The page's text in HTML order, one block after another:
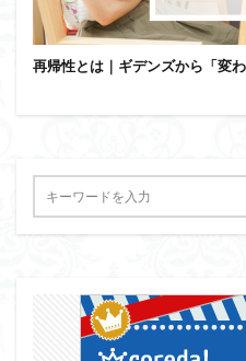
再帰性とは｜ギデンズから「変